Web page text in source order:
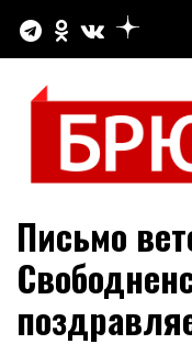
содержимому
БРЮПРЕСС
Официальный сайт
Письмо